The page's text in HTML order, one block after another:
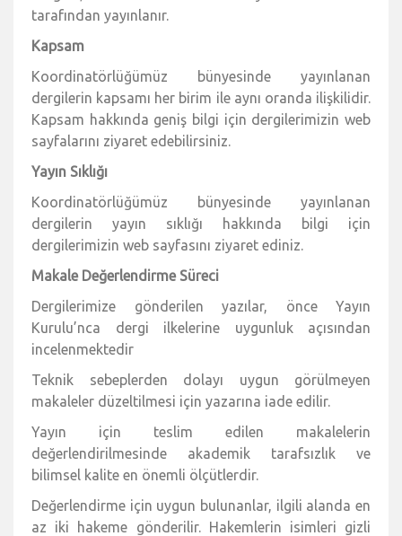
tarafından yayınlanır.
Kapsam
Koordinatörlüğümüz bünyesinde yayınlanan
dergilerin kapsamı her birim ile aynı oranda ilişkilidir.
Kapsam hakkında geniş bilgi için dergilerimizin web
sayfalarını ziyaret edebilirsiniz.
Yayın Sıklığı
Koordinatörlüğümüz bünyesinde yayınlanan
dergilerin yayın sıklığı hakkında bilgi için
dergilerimizin web sayfasını ziyaret ediniz.
Makale Değerlendirme Süreci
Dergilerimize gönderilen yazılar, önce Yayın
Kurulu’nca dergi ilkelerine uygunluk açısından
incelenmektedir
Teknik sebeplerden dolayı uygun görülmeyen
makaleler düzeltilmesi için yazarına iade edilir.
Yayın için teslim edilen makalelerin
değerlendirilmesinde akademik tarafsızlık ve
bilimsel kalite en önemli ölçütlerdir.
Değerlendirme için uygun bulunanlar, ilgili alanda en
az iki hakeme gönderilir. Hakemlerin isimleri gizli